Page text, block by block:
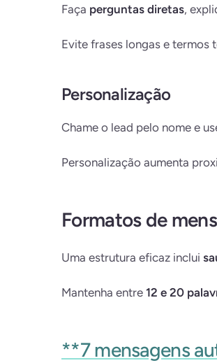
Faça perguntas diretas,
Evite frases longas e termos
Personalização
Chame o lead pelo nome e
Personalização aumenta
Formatos de
Uma estrutura eficaz inclui
Mantenha entre 12 e 20
**7 mensagens